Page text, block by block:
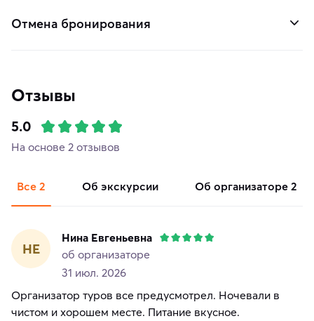
Отмена бронирования
Отзывы
5.0
На основе 2 отзывов
Все 2 об экскурсии об организаторе 2
НЕ
Нина Евгеньевна
об организаторе
31 июл. 2026
Организатор туров все предусмотрел. Ночевали в
чистом и хорошем месте. Питание вкусное.